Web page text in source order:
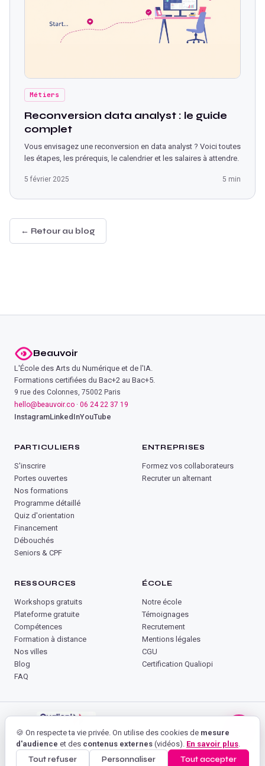
Métiers
Reconversion data analyst : le guide
complet
Vous envisagez une reconversion en data analyst ? Voici toutes
les étapes, les prérequis, le calendrier et les salaires à attendre.
5 février 2025 5 min
← Retour au blog
Beauvoir
L'École des Arts du Numérique et de l'IA.
Formations certifiées du Bac+2 au Bac+5.
9 rue des Colonnes, 75002 Paris
hello@beauvoir.co · 06 24 22 37 19
InstagramLinkedInYouTube
PARTICULIERS
S'inscrire
Portes ouvertes
Nos formations
Programme détaillé
Quiz d'orientation
Financement
Débouchés
Seniors & CPF
ENTREPRISES
Formez vos collaborateurs
Recruter un alternant
RESSOURCES
Workshops gratuits
Plateforme gratuite
Compétences
Formation à distance
Nos villes
Blog
FAQ
ÉCOLE
Notre école
Témoignages
Recrutement
Mentions légales
CGU
Certification Qualiopi
Organisme de formation certifié Qualiopi
🍪 On respecte ta vie privée. On utilise des cookies de mesure
d'audience et des contenus externes (vidéos). En savoir plus.
Tout refuser Personnaliser Tout accepter